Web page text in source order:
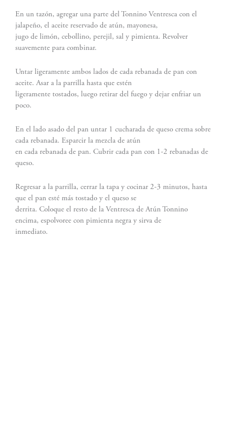
En un tazón, agregar una parte del Tonnino Ventresca con el
jalapeño, el aceite reservado de atún, mayonesa,
jugo de limón, cebollino, perejil, sal y pimienta. Revolver
suavemente para combinar.
Untar ligeramente ambos lados de cada rebanada de pan con
aceite. Asar a la parrilla hasta que estén
ligeramente tostados, luego retirar del fuego y dejar enfriar un
poco.
En el lado asado del pan untar 1 cucharada de queso crema sobre
cada rebanada. Esparcir la mezcla de atún
en cada rebanada de pan. Cubrir cada pan con 1-2 rebanadas de
queso.
Regresar a la parrilla, cerrar la tapa y cocinar 2-3 minutos, hasta
que el pan esté más tostado y el queso se
derrita. Coloque el resto de la Ventresca de Atún Tonnino
encima, espolvoree con pimienta negra y sirva de
inmediato.